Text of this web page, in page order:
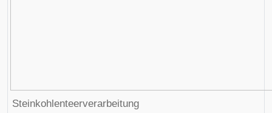
Steinkohlenteerverarbeitung